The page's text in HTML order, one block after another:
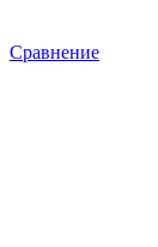
Сравнение